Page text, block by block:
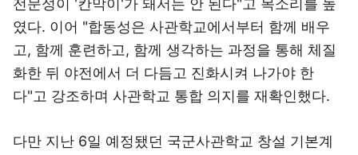
전문성이 '칸막이'가 돼서는 안 된다"고 목소리를 높
였다. 이어 "합동성은 사관학교에서부터 함께 배우
고, 함께 훈련하고, 함께 생각하는 과정을 통해 체질
화한 뒤 야전에서 더 다듬고 진화시켜 나가야 한
다"고 강조하며 사관학교 통합 의지를 재확인했다.
다만 지난 6일 예정됐던 국군사관학교 창설 기본계